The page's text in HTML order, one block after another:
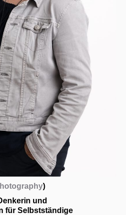
)
und
für Selbstständige